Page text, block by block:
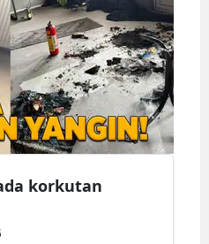
korkutan